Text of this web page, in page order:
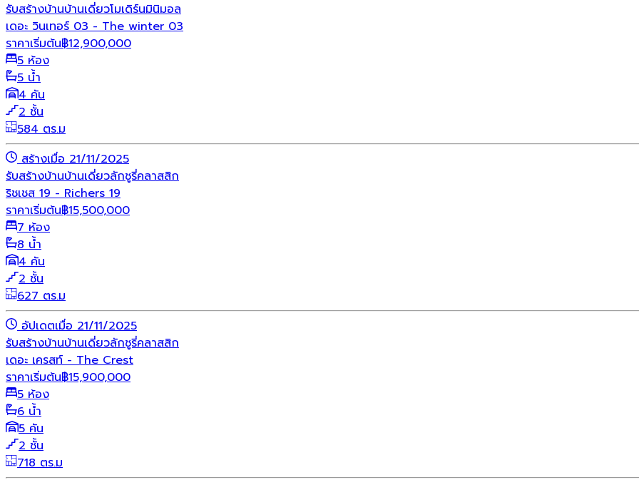
รับสร้างบ้านบ้านเดี่ยวโมเดิร์นมินิมอล
เดอะ วินเทอร์ 03 - The winter 03
ราคาเริ่มต้น฿12,900,000
5 ห้อง
5 น้ำ
4 คัน
2 ชั้น
584 ตร.ม
สร้างเมื่อ 21/11/2025
รับสร้างบ้านบ้านเดี่ยวลักชูรี่คลาสสิก
ริชเชส 19 - Richers 19
ราคาเริ่มต้น฿15,500,000
7 ห้อง
8 น้ำ
4 คัน
2 ชั้น
627 ตร.ม
อัปเดตเมื่อ 21/11/2025
รับสร้างบ้านบ้านเดี่ยวลักชูรี่คลาสสิก
เดอะ เครสท์ - The Crest
ราคาเริ่มต้น฿15,900,000
5 ห้อง
6 น้ำ
5 คัน
2 ชั้น
718 ตร.ม